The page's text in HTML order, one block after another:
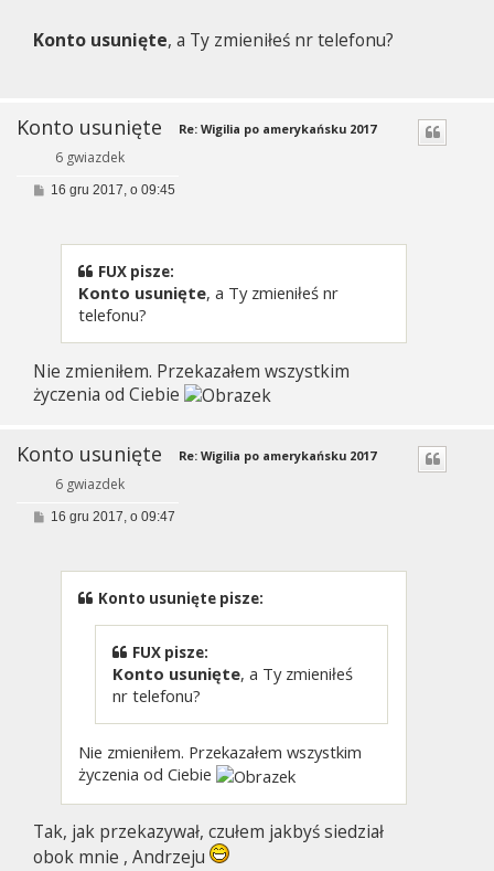
t
Konto usunięte, a Ty zmieniłeś nr telefonu?
Konto usunięte
6 gwiazdek
Re: Wigilia po amerykańsku 2017
P16 gru 2017, o 09:45
FUX pisze:
Konto usunięte, a Ty zmieniłeś nr
telefonu?
Nie zmieniłem. Przekazałem wszystkim
życzenia od Ciebie
Konto usunięte
6 gwiazdek
Re: Wigilia po amerykańsku 2017
P16 gru 2017, o 09:47
Konto usunięte pisze:
FUX pisze:
Konto usunięte, a Ty zmieniłeś
nr telefonu?
Nie zmieniłem. Przekazałem wszystkim
życzenia od Ciebie
Tak, jak przekazywał, czułem jakbyś siedział
obok mnie , Andrzeju